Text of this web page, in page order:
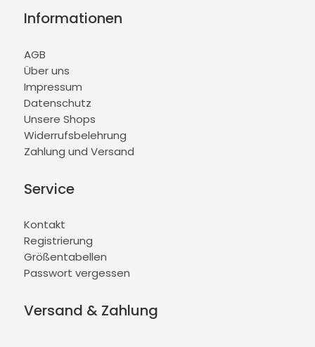
Informationen
AGB
Über uns
Impressum
Datenschutz
Unsere Shops
Widerrufsbelehrung
Zahlung und Versand
Service
Kontakt
Registrierung
Größentabellen
Passwort vergessen
Versand & Zahlung